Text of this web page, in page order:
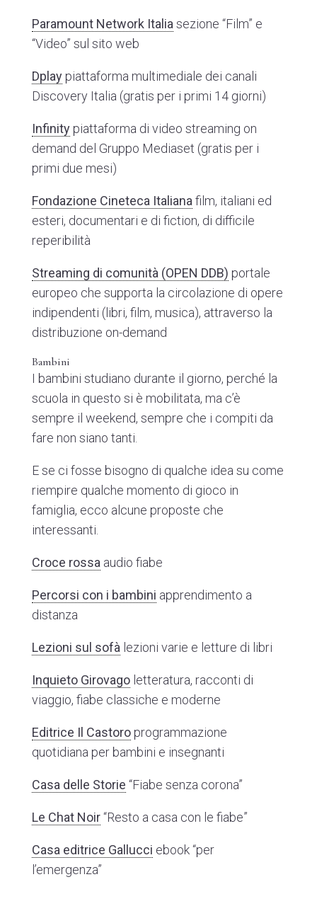
Paramount Network Italia sezione “Film” e
“Video” sul sito web
Dplaypiattaforma multimediale dei canali
Discovery Italia (gratis per i primi 14 giorni)
Infinitypiattaforma di video streaming on
demand del Gruppo Mediaset (gratis per i
primi due mesi)
Fondazione Cineteca Italiana film, italiani ed
esteri, documentari e di fiction, di difficile
reperibilità
Streaming di comunità (OPEN DDB) portale
europeo che supporta la circolazione di opere
indipendenti (libri, film, musica), attraverso la
distribuzione on-demand
Bambini
I bambini studiano durante il giorno, perché la
scuola in questo si è mobilitata, ma c’è
sempre il weekend, sempre che i compiti da
fare non siano tanti.
E se ci fosse bisogno di qualche idea su come
riempire qualche momento di gioco in
famiglia, ecco alcune proposte che
interessanti.
Croce rossa audio fiabe
Percorsi con i bambini apprendimento a
distanza
Lezioni sul sofà lezioni varie e letture di libri
Inquieto Girovagoletteratura, racconti di
viaggio, fiabe classiche e moderne
Editrice Il Castoroprogrammazione
quotidiana per bambini e insegnanti
Casa delle Storie “Fiabe senza corona”
Le Chat Noir“Resto a casa con le fiabe”
Casa editrice Gallucci ebook “per
l’emergenza”